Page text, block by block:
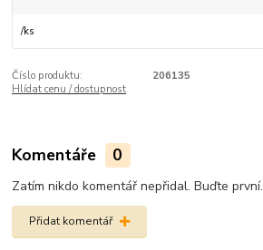
/ks
Číslo produktu:
206135
Hlídat cenu / dostupnost
Komentáře 0
Zatím nikdo komentář nepřidal. Buďte první.
Přidat komentář